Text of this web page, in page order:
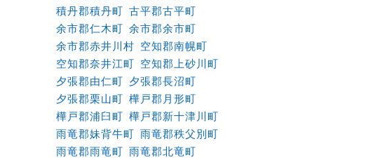
積丹郡積丹町 古平郡古平町
余市郡仁木町 余市郡余市町
余市郡赤井川村 空知郡南幌町
空知郡奈井江町 空知郡上砂川町
夕張郡由仁町 夕張郡長沼町
夕張郡栗山町 樺戸郡月形町
樺戸郡浦臼町 樺戸郡新十津川町
雨竜郡妹背牛町 雨竜郡秩父別町
雨竜郡雨竜町 雨竜郡北竜町